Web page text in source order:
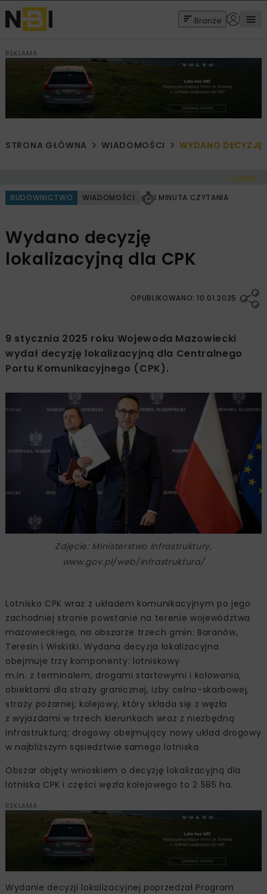
Branże
REKLAMA
STRONA GŁÓWNA WIADOMOŚCI WYDANO
< Cofnij
BUDOWNICTWO WIADOMOŚCI 1 MINUTA CZYTANIA
Wydano decyzję
lokalizacyjną dla CPK
OPUBLIKOWANO: 10.01.2025
9 stycznia 2025 roku Wojewoda Mazowiecki
wydał decyzję lokalizacyjną dla Centralnego
Portu Komunikacyjnego (CPK).
Zdjęcie: Ministerstwo Infrastruktury,
www.gov.pl/web/infrastruktura/
Lotnisko CPK wraz z układem komunikacyjnym po jego
zachodniej stronie powstanie na terenie województwa
mazowieckiego, na obszarze trzech gmin: Baranów,
Teresin i Wiskitki. Wydana decyzja lokalizacyjna
obejmuje trzy komponenty: lotniskowy
m.in. z terminalem, drogami startowymi i kołowania,
obiektami dla straży granicznej, izby celno-skarbowej,
straży pożarnej; kolejowy, który składa się z węzła
z wyjazdami w trzech kierunkach wraz z niezbędną
infrastrukturą; drogowy obejmujący nowy układ drogowy
w najbliższym sąsiedztwie samego lotniska.
Obszar objęty wnioskiem o decyzję lokalizacyjną dla
lotniska CPK i części węzła kolejowego to 2 585 ha.
REKLAMA
Wydanie decyzji lokalizacyjnej poprzedzał Program